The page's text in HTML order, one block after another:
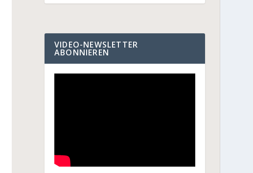
VIDEO-NEWSLETTER
ABONNIEREN